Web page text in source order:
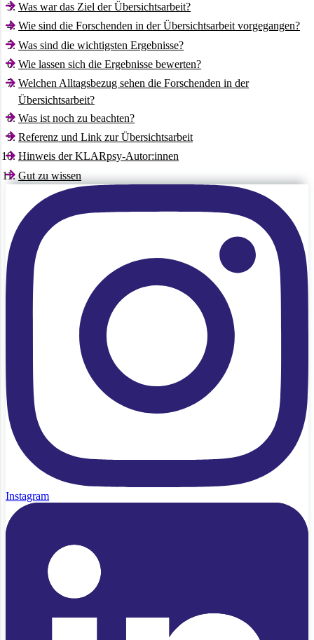
Was war das Ziel der Übersichtsarbeit?
Wie sind die Forschenden in der Übersichtsarbeit vorgegangen?
Was sind die wichtigsten Ergebnisse?
Wie lassen sich die Ergebnisse bewerten?
Welchen Alltagsbezug sehen die Forschenden in der
Übersichtsarbeit?
Was ist noch zu beachten?
Referenz und Link zur Übersichtsarbeit
Hinweis der KLARpsy­-Autor:innen
Gut zu wissen
Instagram